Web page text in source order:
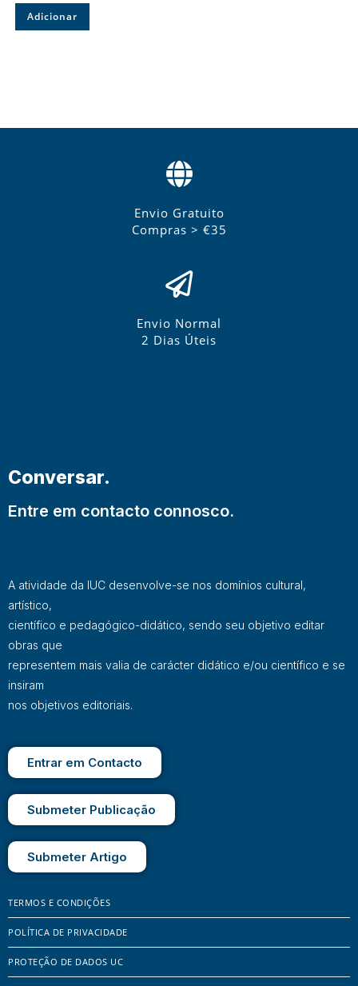
Adicionar
Envio Gratuito
Compras > €35
Envio Normal
2 Dias Úteis
Conversar.
Entre em contacto connosco.
A atividade da IUC desenvolve-se nos domínios cultural,
artístico,
científico e pedagógico-didático, sendo seu objetivo editar
obras que
representem mais valia de carácter didático e/ou científico e se
insiram
nos objetivos editoriais.
Entrar em Contacto
Submeter Publicação
Submeter Artigo
TERMOS E CONDIÇÕES
POLÍTICA DE PRIVACIDADE
PROTEÇÃO DE DADOS UC